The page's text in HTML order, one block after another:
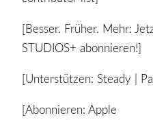
[Besser. Früher. Mehr:
STUDIOS+ abonnieren!]
[Unterstützen: Steady |
[Abonnieren: Apple